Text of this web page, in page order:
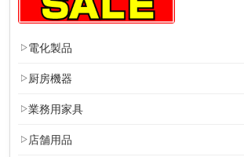
電化製品
厨房機器
業務用家具
店舗用品